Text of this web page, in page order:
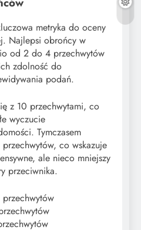
metryka do oceny
Najlepsi obrońcy w
od 2 do 4 przechwytów
zdolność do
podań.
z 10 przechwytami, co
wyczucie
Tymczasem
co wskazuje
ale nieco mniejszy
przeciwnika.